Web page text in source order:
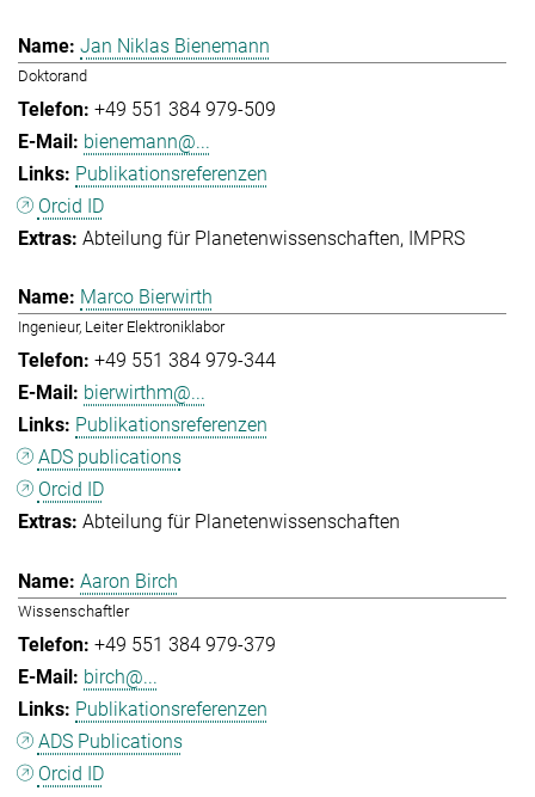
Jan Niklas Bienemann
Doktorand
+49 551 384 979-509
bienemann@...
Publikationsreferenzen
Orcid ID
Abteilung für Planetenwissenschaften IMPRS
Marco Bierwirth
Ingenieur, Leiter Elektroniklabor
+49 551 384 979-344
bierwirthm@...
Publikationsreferenzen
ADS publications
Orcid ID
Abteilung für Planetenwissenschaften
Aaron Birch
Wissenschaftler
+49 551 384 979-379
birch@...
Publikationsreferenzen
ADS Publications
Orcid ID